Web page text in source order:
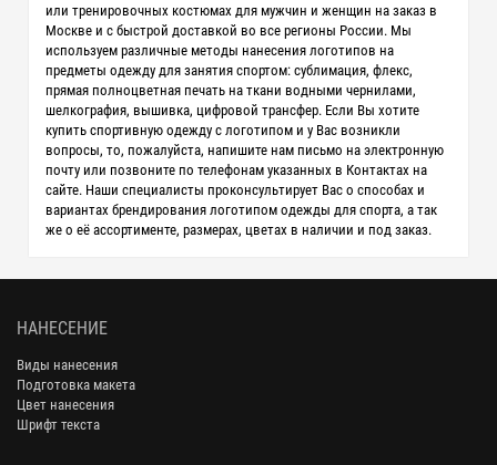
или тренировочных костюмах для мужчин и женщин на заказ в
Москве и с быстрой доставкой во все регионы России. Мы
используем различные методы нанесения логотипов на
предметы одежду для занятия спортом: сублимация, флекс,
прямая полноцветная печать на ткани водными чернилами,
шелкография, вышивка, цифровой трансфер. Если Вы хотите
купить спортивную одежду с логотипом и у Вас возникли
вопросы, то, пожалуйста, напишите нам письмо на электронную
почту или позвоните по телефонам указанных в Контактах на
сайте. Наши специалисты проконсультирует Вас о способах и
вариантах брендирования логотипом одежды для спорта, а так
же о её ассортименте, размерах, цветах в наличии и под заказ.
НАНЕСЕНИЕ
Виды нанесения
Подготовка макета
Цвет нанесения
Шрифт текста